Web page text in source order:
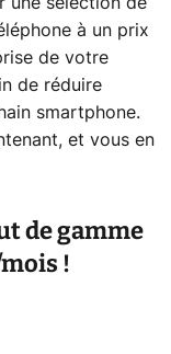
à un prix
de votre
de réduire
smartphone.
et vous en
de gamme
!